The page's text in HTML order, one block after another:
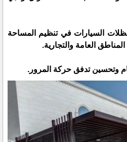
السيارات في تنظيم المساحة
العامة والتجارية.
وتحسين تدفق حركة المرور.